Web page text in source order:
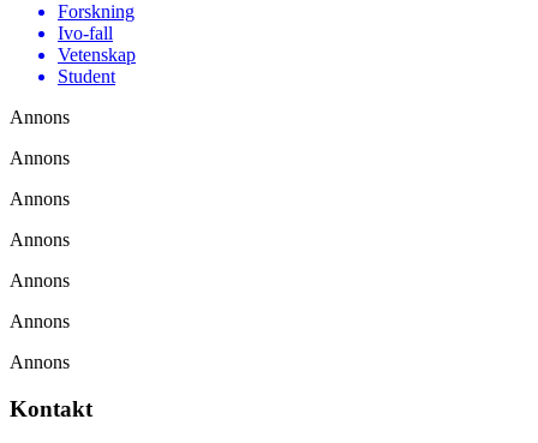
Forskning
Ivo-fall
Vetenskap
Student
Annons
Annons
Annons
Annons
Annons
Annons
Annons
Kontakt